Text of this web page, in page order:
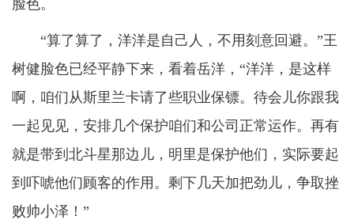
脸色。
“算了算了，洋洋是自己人，不用刻意回避。”王
树健脸色已经平静下来，看着岳洋，“洋洋，是这样
啊，咱们从斯里兰卡请了些职业保镖。待会儿你跟我
一起见见，安排几个保护咱们和公司正常运作。再有
就是带到北斗星那边儿，明里是保护他们，实际要起
到吓唬他们顾客的作用。剩下几天加把劲儿，争取挫
败帅小泽！”